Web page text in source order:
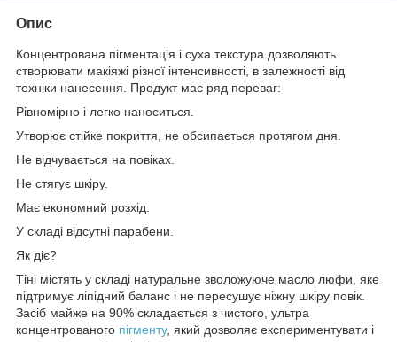
Опис
Концентрована пігментація і суха текстура дозволяють
створювати макіяжі різної інтенсивності, в залежності від
техніки нанесення. Продукт має ряд переваг:
Рівномірно і легко наноситься.
Утворює стійке покриття, не обсипається протягом дня.
Не відчувається на повіках.
Не стягує шкіру.
Має економний розхід.
У складі відсутні парабени.
Як діє?
Тіні містять у складі натуральне зволожуюче масло люфи, яке
підтримує ліпідний баланс і не пересушує ніжну шкіру повік.
Засіб майже на 90% складається з чистого, ультра
концентрованого пігменту, який дозволяє експериментувати і